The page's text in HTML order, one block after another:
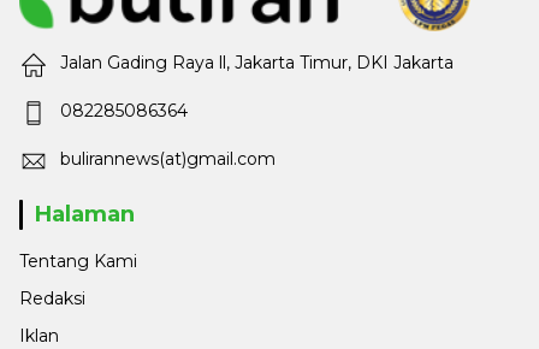
Jalan Gading Raya ll, Jakarta Timur, DKI Jakarta
082285086364
bulirannews(at)gmail.com
Halaman
Tentang Kami
Redaksi
Iklan